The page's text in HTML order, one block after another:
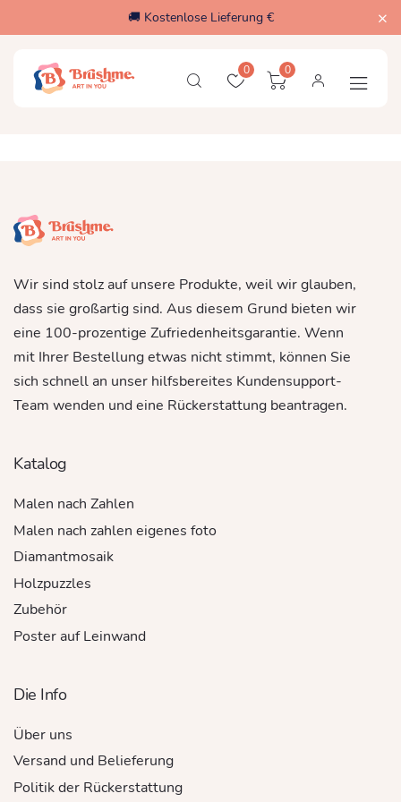
🚚 Kostenlose Lieferung €
0 0
Wir sind stolz auf unsere Produkte, weil wir glauben,
dass sie großartig sind. Aus diesem Grund bieten wir
eine 100-prozentige Zufriedenheitsgarantie. Wenn
mit Ihrer Bestellung etwas nicht stimmt, können Sie
sich schnell an unser hilfsbereites Kundensupport-
Team wenden und eine Rückerstattung beantragen.
Katalog
Malen nach Zahlen
Malen nach zahlen eigenes foto
Diamantmosaik
Holzpuzzles
Zubehör
Poster auf Leinwand
Die Info
Über uns
Versand und Belieferung
Politik der Rückerstattung